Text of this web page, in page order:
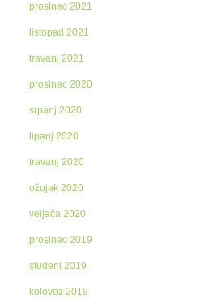
prosinac 2021
listopad 2021
travanj 2021
prosinac 2020
srpanj 2020
lipanj 2020
travanj 2020
ožujak 2020
veljača 2020
prosinac 2019
studeni 2019
kolovoz 2019